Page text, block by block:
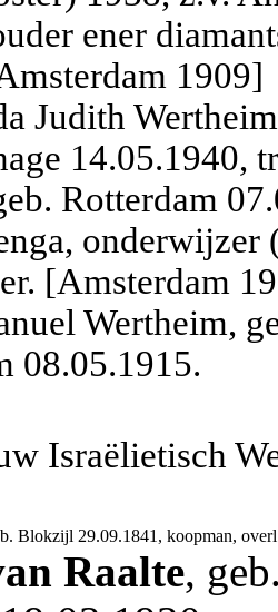
ener
1909]
Judith
14.05.1940,
Rotterdam
[Amsterdam
Wertheim,
08.05.1915.
Israëlietisch
Blokzijl 29.09.1841, koopman,
Raalte,